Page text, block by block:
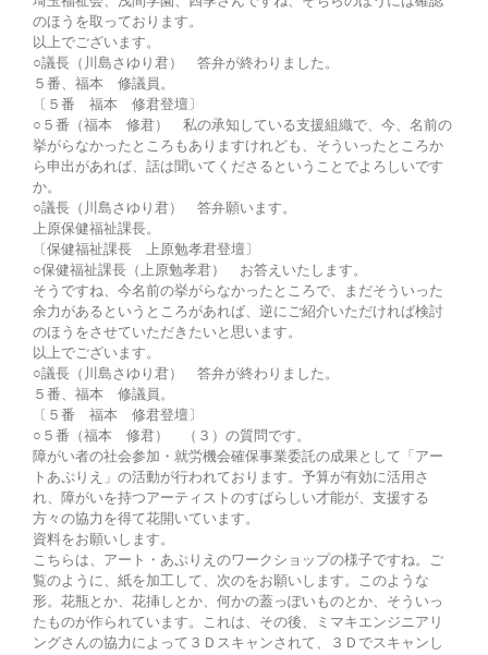
のほうを取っております。
以上でございます。
○議長（川島さゆり君） 答弁が終わりました。
５番、福本 修議員。
〔５番 福本 修君登壇〕
○５番（福本 修君） 私の承知している支援組織で、今、名前の
挙がらなかったところもありますけれども、そういったところか
ら申出があれば、話は聞いてくださるということでよろしいです
か。
○議長（川島さゆり君） 答弁願います。
上原保健福祉課長。
〔保健福祉課長 上原勉孝君登壇〕
○保健福祉課長（上原勉孝君） お答えいたします。
そうですね、今名前の挙がらなかったところで、まだそういった
余力があるというところがあれば、逆にご紹介いただければ検討
のほうをさせていただきたいと思います。
以上でございます。
○議長（川島さゆり君） 答弁が終わりました。
５番、福本 修議員。
〔５番 福本 修君登壇〕
○５番（福本 修君） （３）の質問です。
障がい者の社会参加・就労機会確保事業委託の成果として「アー
トあぷりえ」の活動が行われております。予算が有効に活用さ
れ、障がいを持つアーティストのすばらしい才能が、支援する
方々の協力を得て花開いています。
資料をお願いします。
こちらは、アート・あぷりえのワークショップの様子ですね。ご
覧のように、紙を加工して、次のをお願いします。このような
形。花瓶とか、花挿しとか、何かの蓋っぽいものとか、そういっ
たものが作られています。これは、その後、ミマキエンジニアリ
ングさんの協力によって３Ｄスキャンされて、３Ｄでスキャンし